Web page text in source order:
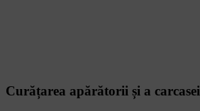
Curățarea apărătorii și a carcasei